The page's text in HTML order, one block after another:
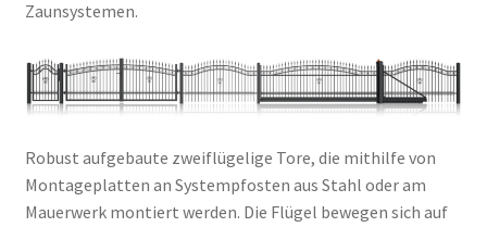
Zaunsystemen.
Robust aufgebaute zweiflügelige Tore, die mithilfe von
Montageplatten an Systempfosten aus Stahl oder am
Mauerwerk montiert werden. Die Flügel bewegen sich auf